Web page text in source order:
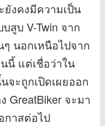
ยังคงมีความเป็น
สูบ V-Twin จาก
นอกเหนือไปจาก
นี้ แต่เชื่อว่าใน
จะถูกเปิดเผยออก
GreatBiker จะมา
กาสต่อไป